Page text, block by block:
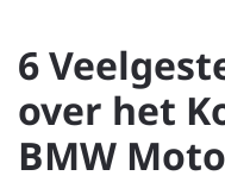
6
over het
BMW